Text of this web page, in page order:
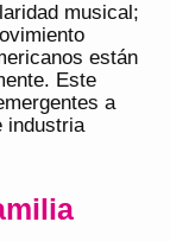
musical;
están
Este
a
industria